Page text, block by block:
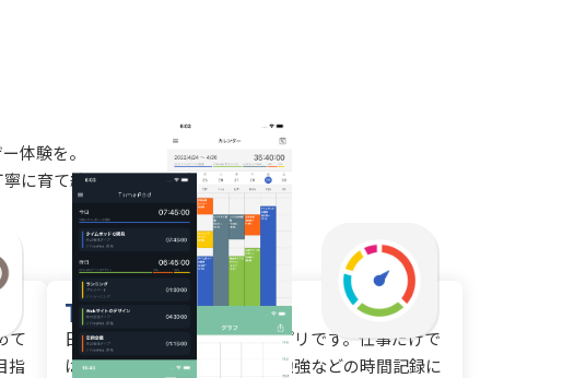
体験を。
に育て続けます。
て
指
TimePod
日々の作業時間を記録するアプリです。仕事だけで
はなく、日々の運動や家事、勉強などの時間記録に